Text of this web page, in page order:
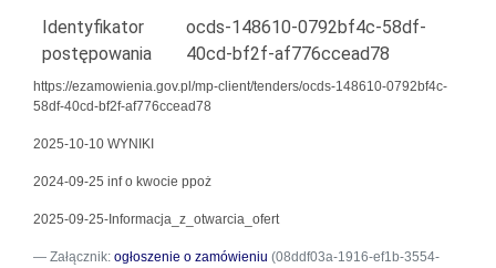
Identyfikator
postępowania
ocds-148610-0792bf4c-58df-
40cd-bf2f-af776ccead78
https://ezamowienia.gov.pl/mp-client/tenders/ocds-148610-0792bf4c-
58df-40cd-bf2f-af776ccead78
2025-10-10 WYNIKI
2024-09-25 inf o kwocie ppoż
2025-09-25-Informacja_z_otwarcia_ofert
Załącznik: ogłoszenie o zamówieniu (08ddf03a-1916-ef1b-3554-